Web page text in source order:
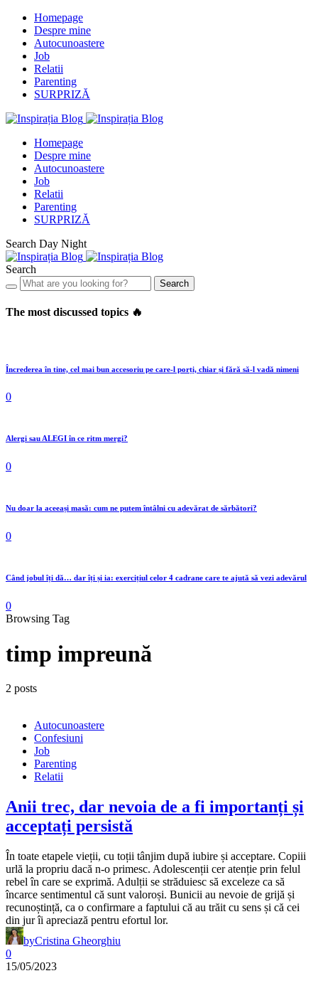
Homepage
Despre mine
Autocunoastere
Job
Relatii
Parenting
SURPRIZĂ
Homepage
Despre mine
Autocunoastere
Job
Relatii
Parenting
SURPRIZĂ
Search Day Night
Search
Search
The most discussed topics 🔥
Încrederea în tine, cel mai bun accesoriu pe care-l porți, chiar și fără să-l vadă nimeni
0
Alergi sau ALEGI în ce ritm mergi?
0
Nu doar la aceeași masă: cum ne putem întâlni cu adevărat de sărbători?
0
Când jobul îți dă… dar îți și ia: exercițiul celor 4 cadrane care te ajută să vezi adevărul
0
Browsing Tag
timp impreună
2 posts
Autocunoastere
Confesiuni
Job
Parenting
Relatii
Anii trec, dar nevoia de a fi importanți și
acceptați persistă
În toate etapele vieții, cu toții tânjim după iubire și acceptare. Copiii
urlă la propriu dacă n-o primesc. Adolescenții cer atenție prin felul
rebel în care se exprimă. Adulții se străduiesc să exceleze ca să
încarce sentimentul că sunt valoroși. Bunicii au nevoie de grijă și
recunoștință, ca o confirmare a faptului că au trăit cu sens și că cei
din jur îi apreciază pentru efortul lor.
byCristina Gheorghiu
0
15/05/2023